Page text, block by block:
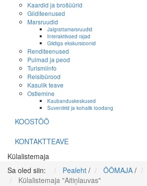
Kaardid ja brošüürid
Giiditeenused
Marsruudid
Jalgrattamarsruudid
Interaktiivsed rajad
Giidiga ekskursioonid
Renditeenused
Pulmad ja peod
Turismiinfo
Reisibürood
Kasulik teave
Ostlemine
Kaubanduskeskused
Suveniirid ja kohalik toodang
KOOSTÖÖ
KONTAKTTEAVE
Külalistemaja
Sa oled siin:
Pealeht / ÖÖMAJA /
Külalistemaja "Aitiņlauvas"